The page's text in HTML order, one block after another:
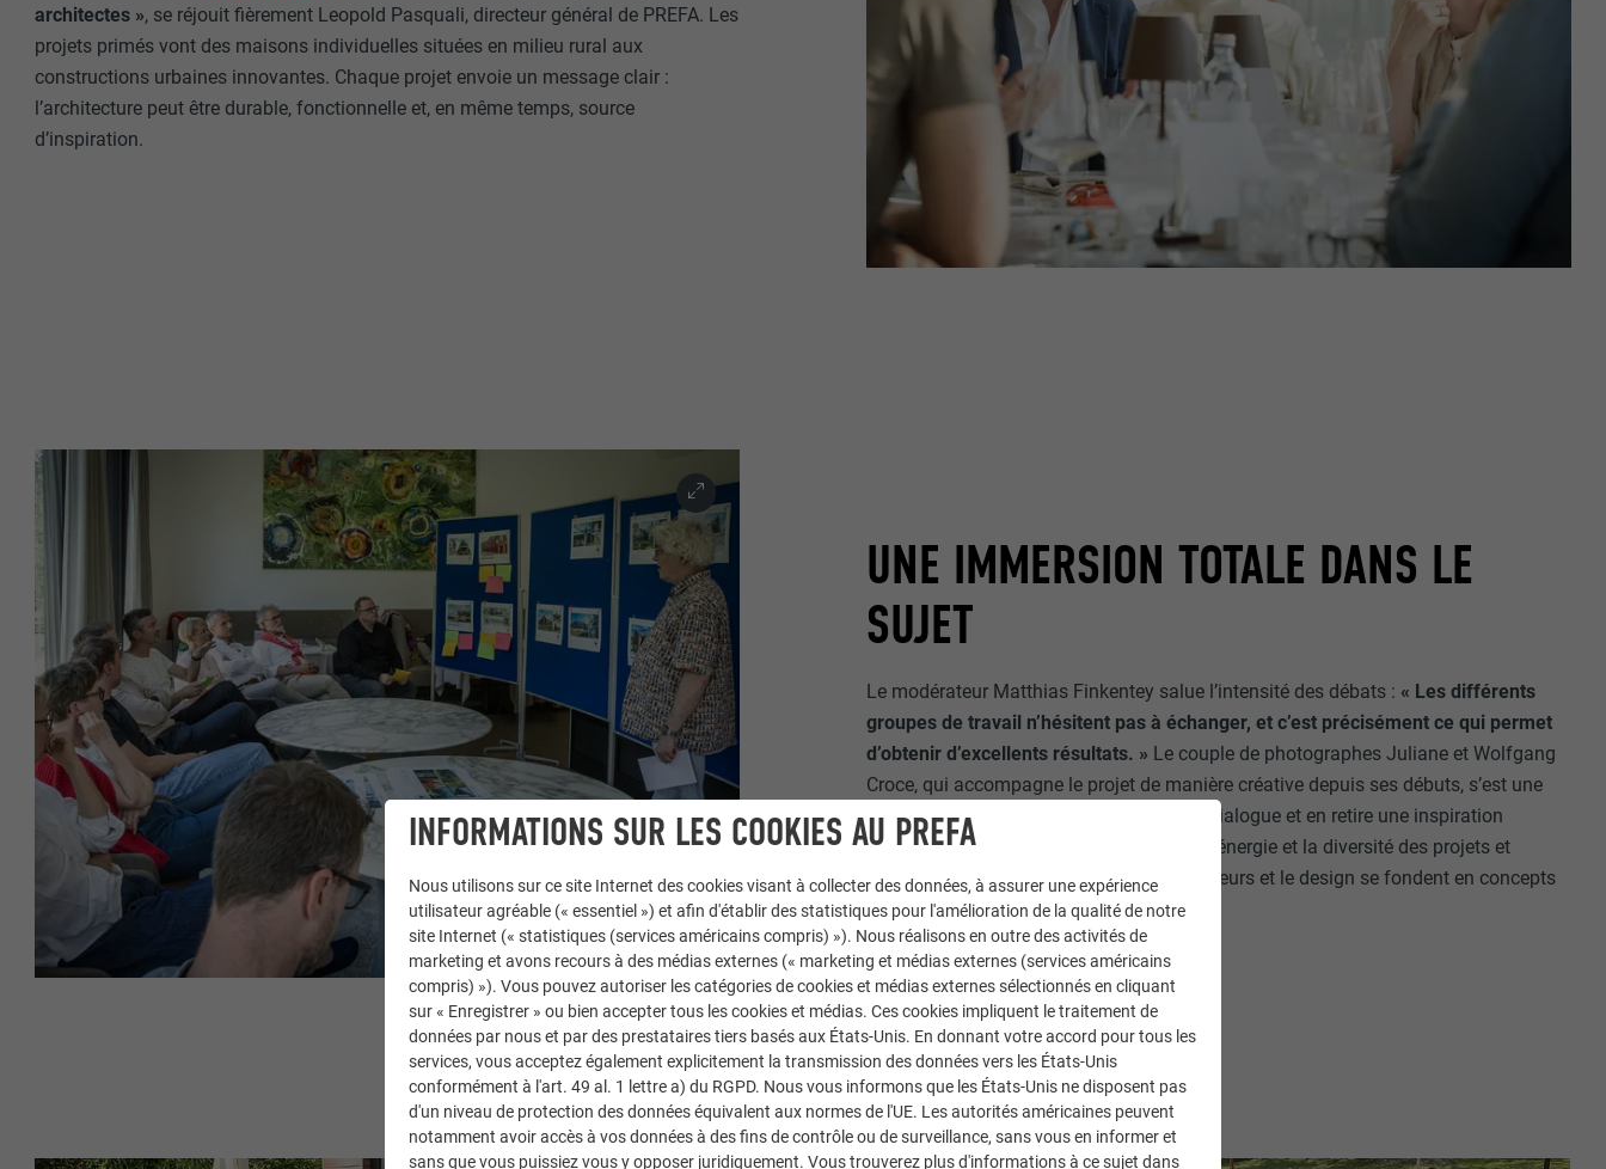
architectes », se réjouit fièrement Leopold Pasquali, directeur général de PREFA. Les
projets primés vont des maisons individuelles situées en milieu rural aux
constructions urbaines innovantes. Chaque projet envoie un message clair :
l’architecture peut être durable, fonctionnelle et, en même temps, source
d’inspiration.
UNE IMMERSION TOTALE DANS LE
SUJET
Le modérateur Matthias Finkentey salue l’intensité des débats : « Les différents
groupes de travail n’hésitent pas à échanger, et c’est précisément ce qui permet
d’obtenir d’excellents résultats. » Le couple de photographes Juliane et Wolfgang
Croce, qui accompagne le projet de manière créative depuis ses débuts, s’est une
nouvelle fois plongé cette année dans le dialogue et en retire une inspiration
renouvelée. Les photographes capturent l’énergie et la diversité des projets et
montrent comment les matériaux, les couleurs et le design se fondent en concepts
globaux uniques.
INFORMATIONS SUR LES COOKIES AU PREFA
Nous utilisons sur ce site Internet des cookies visant à collecter des données, à assurer une expérience
utilisateur agréable (« essentiel ») et afin d'établir des statistiques pour l'amélioration de la qualité de notre
site Internet (« statistiques (services américains compris) »). Nous réalisons en outre des activités de
marketing et avons recours à des médias externes (« marketing et médias externes (services américains
compris) »). Vous pouvez autoriser les catégories de cookies et médias externes sélectionnés en cliquant
sur « Enregistrer » ou bien accepter tous les cookies et médias. Ces cookies impliquent le traitement de
données par nous et par des prestataires tiers basés aux États-Unis. En donnant votre accord pour tous les
services, vous acceptez également explicitement la transmission des données vers les États-Unis
conformément à l'art. 49 al. 1 lettre a) du RGPD. Nous vous informons que les États-Unis ne disposent pas
d'un niveau de protection des données équivalent aux normes de l'UE. Les autorités américaines peuvent
notamment avoir accès à vos données à des fins de contrôle ou de surveillance, sans vous en informer et
sans que vous puissiez vous y opposer juridiquement. Vous trouverez plus d'informations à ce sujet dans